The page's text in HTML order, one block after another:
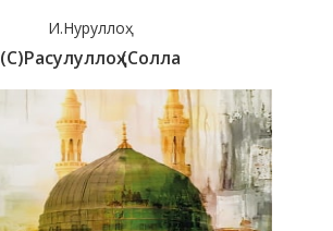
И.Нуруллоҳ
(с)Расулуллоҳ (солла